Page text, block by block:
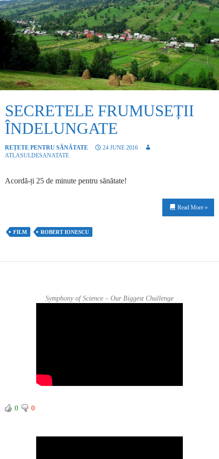
SECRETELE FRUMUSEȚII
ÎNDELUNGATE
REȚETE PENTRU SĂNĂTATE
24 JUNE 2016
ATLASULDESANATATE
Acordă-ți 25 de minute pentru sănătate!
Read More »
FILM ROBERT IONESCU
Symphony of Science – Our Biggest Challenge
0 0